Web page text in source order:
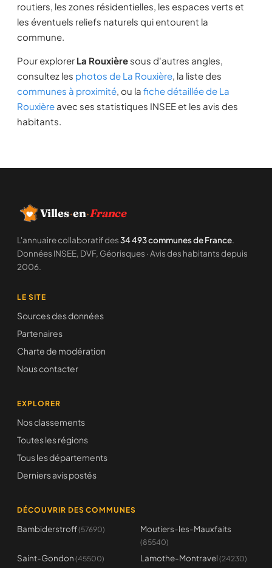
routiers, les zones résidentielles, les espaces verts et
les éventuels reliefs naturels qui entourent la
commune.
Pour explorer La Rouxière sous d'autres angles,
consultez les photos de La Rouxière, la liste des
communes à proximité, ou la fiche détaillée de La
Rouxière avec ses statistiques INSEE et les avis des
habitants.
Villes·en·France
L'annuaire collaboratif des34 493 communes de France.
Données INSEE, DVF, Géorisques · Avis des habitants depuis
2006.
LE SITE
Sources des données
Partenaires
Charte de modération
Nous contacter
EXPLORER
Nos classements
Toutes les régions
Tous les départements
Derniers avis postés
DÉCOUVRIR DES COMMUNES
Bambiderstroff(57690) Moutiers-les-Mauxfaits
(85540)
Saint-Gondon (45500) Lamothe-Montravel (24230)